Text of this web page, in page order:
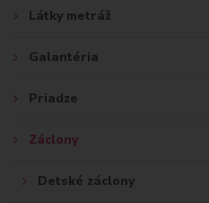
Látky metráž
Galantéria
Priadze
Záclony
Detské záclony